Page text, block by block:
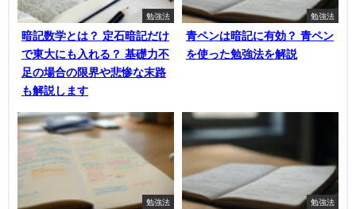
勉強法
暗記数学とは？ 定石暗記だけ
で東大にも入れる？ 基礎力不
足の場合の限界や悲惨な末路
も解説します
勉強法
青ペンは暗記に有効？ 青ペン
を使った勉強法を解説
勉強法 勉強法